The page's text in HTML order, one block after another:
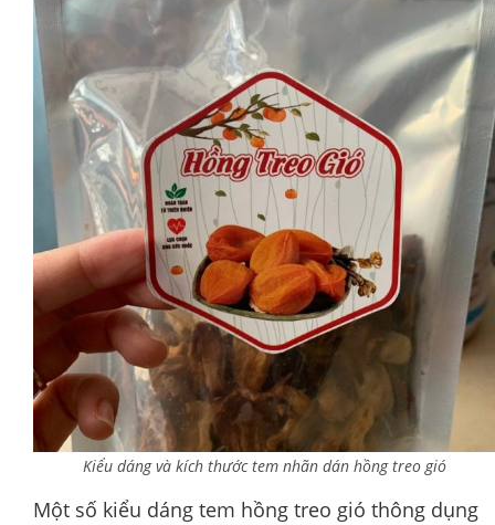
Kiểu dáng và kích thước tem nhãn dán hồng treo gió
Một số kiểu dáng tem hồng treo gió thông dụng